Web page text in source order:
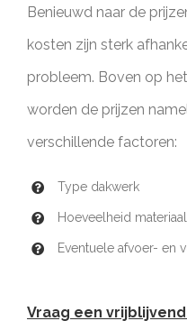
Benieuwd naar de
kosten zijn sterk
probleem. Boven op
worden de prijzen
verschillende factoren:
Type dakwerk
Hoeveelheid materiaal
Eventuele afvoer- en
Vraag een